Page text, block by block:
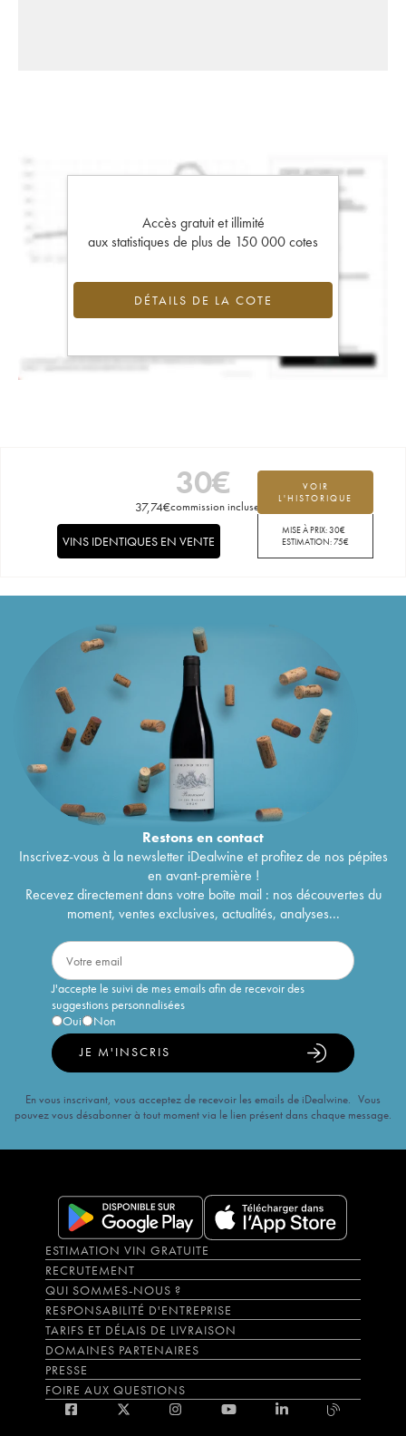
Accès gratuit et illimité
aux statistiques de plus de 150 000 cotes
DÉTAILS DE LA COTE
30€
37,74€commission incluse
VOIR
L'HISTORIQUE
MISE À PRIX:30€
ESTIMATION:75€
VINS IDENTIQUES EN VENTE
Restons encontact
Inscrivez-vous à la newsletter iDealwine et profitez de nos pépites
en avant-première !
Recevez directement dans votre boîte mail : nos découvertes du
moment, ventes exclusives, actualités, analyses...
J'accepte le suivi de mes emails afin de recevoir des
suggestions personnalisées
Oui
Non
JE M'INSCRIS
En vous inscrivant, vous acceptez de recevoir les emails de iDealwine. Vous
pouvez vous désabonner à tout moment via le lien présent dans chaque message.
ESTIMATION VIN GRATUITE
RECRUTEMENT
QUI SOMMES-NOUS ?
RESPONSABILITÉ D'ENTREPRISE
TARIFS ET DÉLAIS DE LIVRAISON
DOMAINES PARTENAIRES
PRESSE
FOIRE AUX QUESTIONS